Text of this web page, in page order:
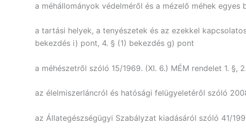
a méhállományok védelméről és a mézelő méhek
a tartási helyek, a tenyészetek és az ezekkel
bekezdés i) pont, 4. § (1) bekezdés g) pont
a méhészetről szóló 15/1969. (XI. 6.) MÉM rendelet 1. §,
az élelmiszerláncról és hatósági felügyeletéről szóló
az Állategészségügyi Szabályzat kiadásáról szóló 41/